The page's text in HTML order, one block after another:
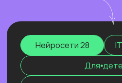
Нейросети для профессий вне IT
инструменты для автоматизации,
данных и повышения эффективности.
текстов и изображений до оптимизации
рутинных процессов.